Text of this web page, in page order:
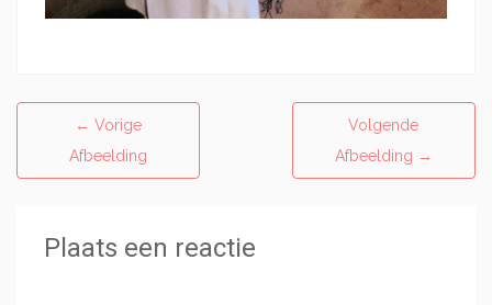
← Vorige
Afbeelding
Volgende
Afbeelding →
Plaats een reactie